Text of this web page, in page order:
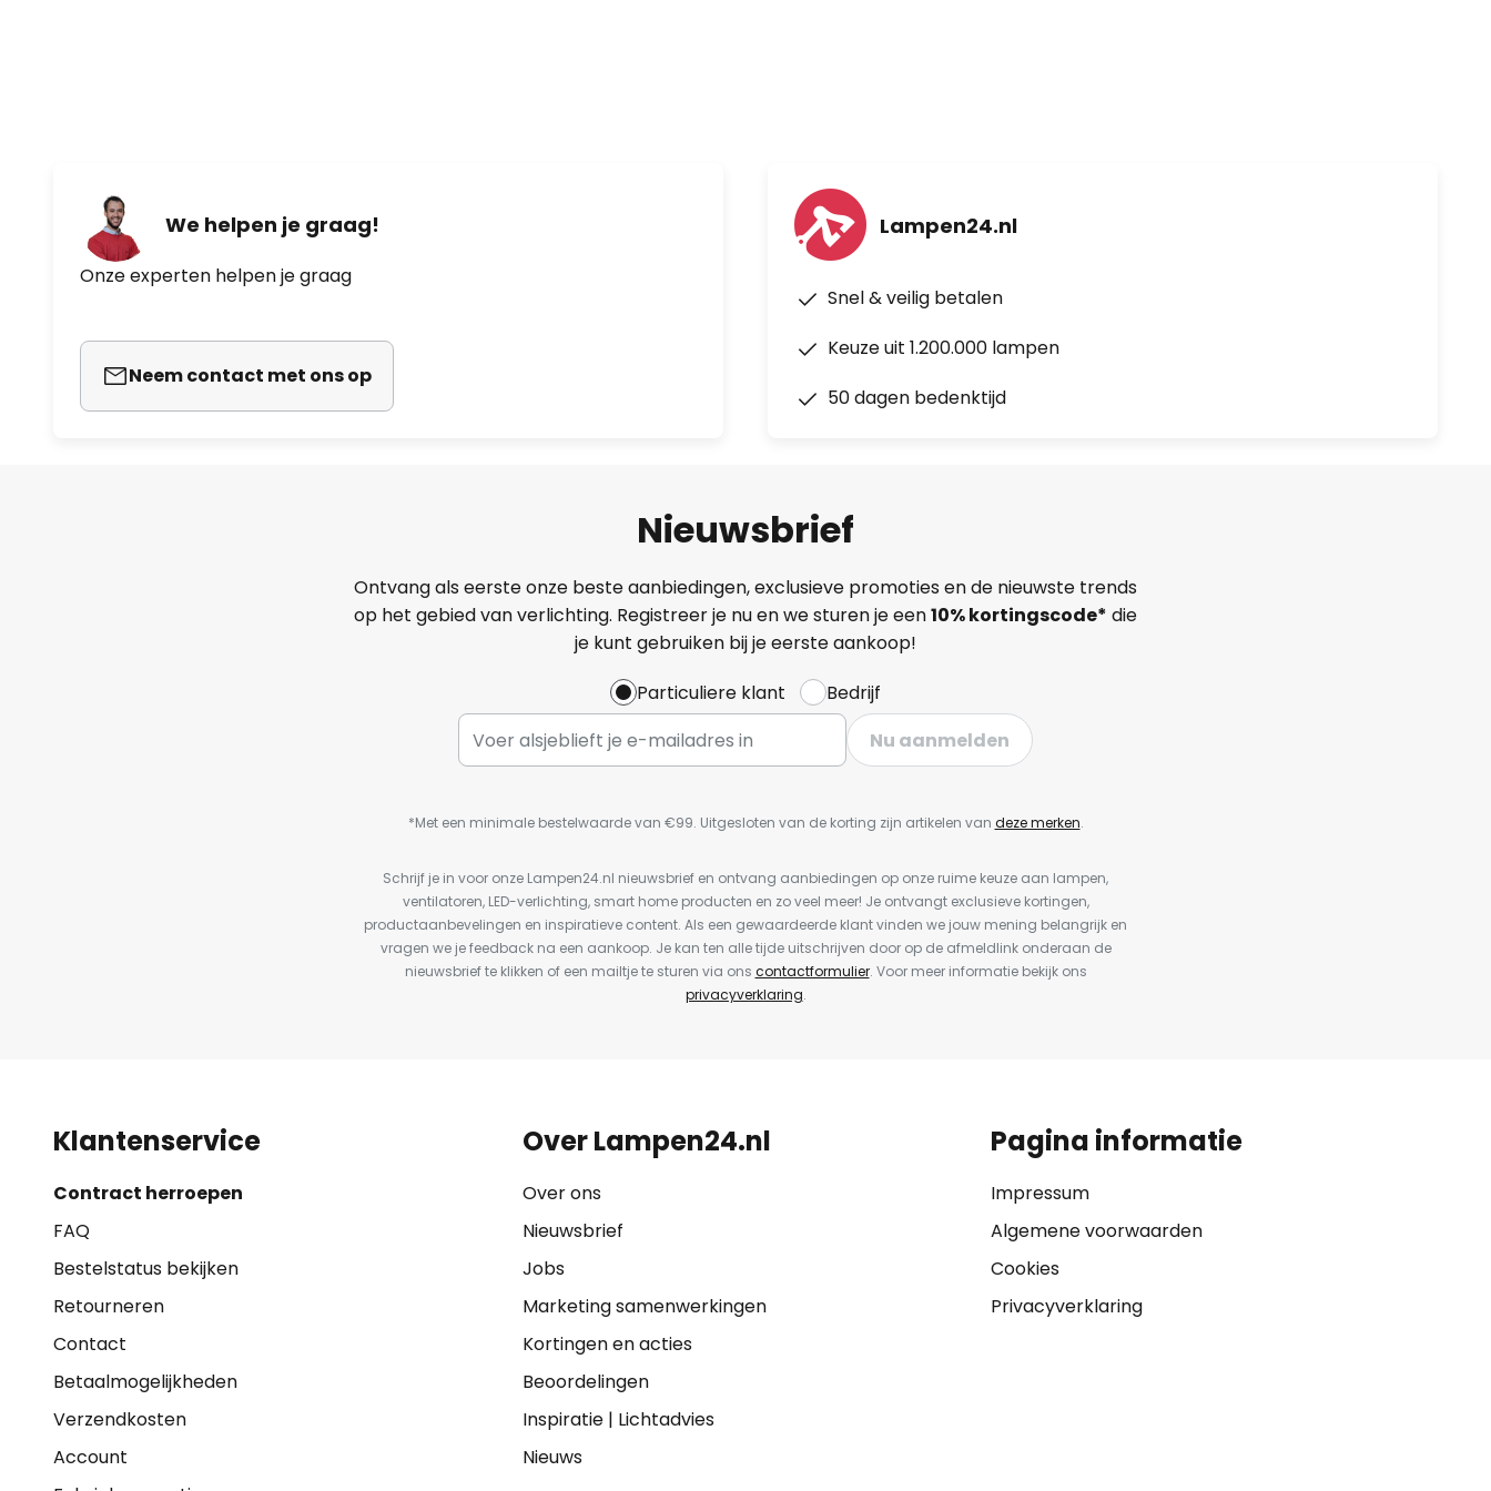
We helpen je graag!
Onze experten helpen je graag
Neem contact met ons op
Lampen24.nl
Snel & veilig betalen
Keuze uit 1.200.000 lampen
50 dagen bedenktijd
Nieuwsbrief
Ontvang als eerste onze beste aanbiedingen, exclusieve promoties en de nieuwste trends
op het gebied van verlichting. Registreer je nu en we sturen je een10% kortingscode* die
je kunt gebruiken bij je eerste aankoop!
Particuliere klant
Bedrijf
Nu aanmelden
*Met een minimale bestelwaarde van €99. Uitgesloten van de korting zijn artikelen van deze merken.
Schrijf je in voor onze Lampen24.nl nieuwsbrief en ontvang aanbiedingen op onze ruime keuze aan lampen,
ventilatoren, LED-verlichting, smart home producten en zo veel meer! Je ontvangt exclusieve kortingen,
productaanbevelingen en inspiratieve content. Als een gewaardeerde klant vinden we jouw mening belangrijk en
vragen we je feedback na een aankoop. Je kan ten alle tijde uitschrijven door op de afmeldlink onderaan de
nieuwsbrief te klikken of een mailtje te sturen via ons contactformulier. Voor meer informatie bekijk ons
privacyverklaring.
Klantenservice
Contract herroepen
FAQ
Bestelstatus bekijken
Retourneren
Contact
Betaalmogelijkheden
Verzendkosten
Account
Over Lampen24.nl
Over ons
Nieuwsbrief
Jobs
Marketing samenwerkingen
Kortingen en acties
Beoordelingen
Inspiratie| Lichtadvies
Nieuws
Pagina informatie
Impressum
Algemene voorwaarden
Cookies
Privacyverklaring